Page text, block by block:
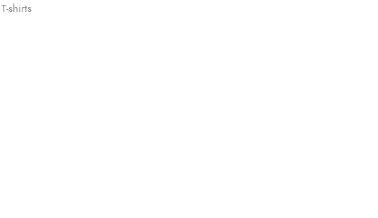
T-shirts